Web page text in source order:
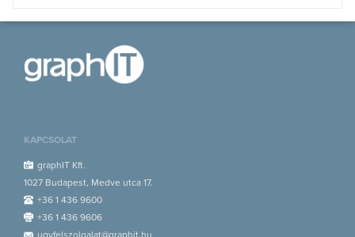
KAPCSOLAT
graphIT Kft.
1027 Budapest, Medve utca 17.
+36 1 436 9600
+36 1 436 9606
ugyfelszolgalat@graphit.hu